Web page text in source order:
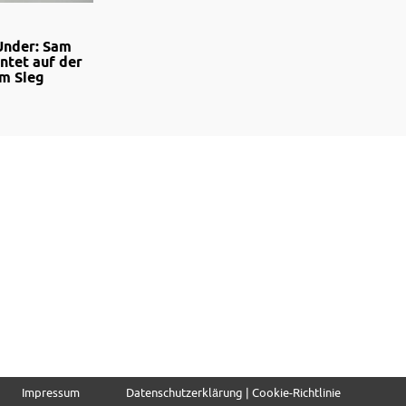
Sam
auf der
Sieg
Impressum Datenschutzerklärung | Cookie-Richtlinie